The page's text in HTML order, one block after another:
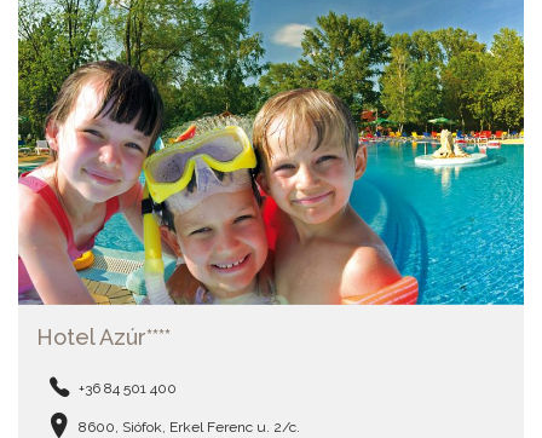
Hotel Azúr****
+36 84 501 400
8600, Siófok, Erkel Ferenc u. 2/c.